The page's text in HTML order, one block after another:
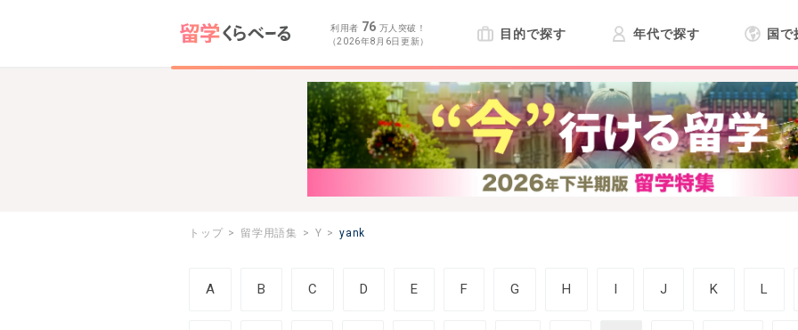
利用者 76 万人突破！
（2026年8月6日更新）
目的で探す 年代で探す 国で
トップ 留学用語集 Y yank
A B C D E F G H I J K L